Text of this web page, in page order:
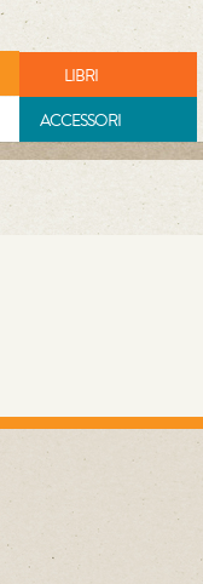
LIBRI
ACCESSORI